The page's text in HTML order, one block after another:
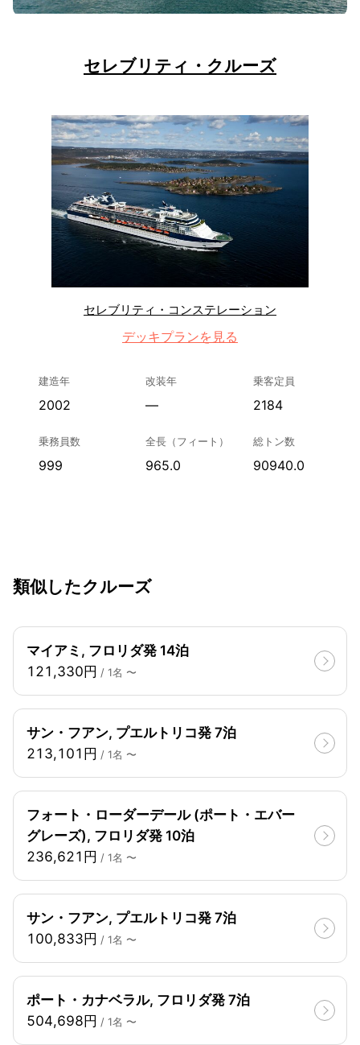
セレブリティ・クルーズ
セレブリティ・コンステレーション
デッキプランを見る
建造年
2002
改装年
—
乗客定員
2184
乗務員数
999
全長（フィート）
965.0
総トン数
90940.0
類似したクルーズ
マイアミ, フロリダ発 14泊
121,330円 / 1名 〜
サン・フアン, プエルトリコ発 7泊
213,101円 / 1名 〜
フォート・ローダーデール (ポート・エバー
グレーズ), フロリダ発 10泊
236,621円 / 1名 〜
サン・フアン, プエルトリコ発 7泊
100,833円 / 1名 〜
ポート・カナベラル, フロリダ発 7泊
504,698円 / 1名 〜